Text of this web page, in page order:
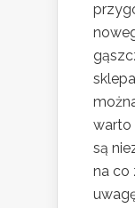
warto
są
na co